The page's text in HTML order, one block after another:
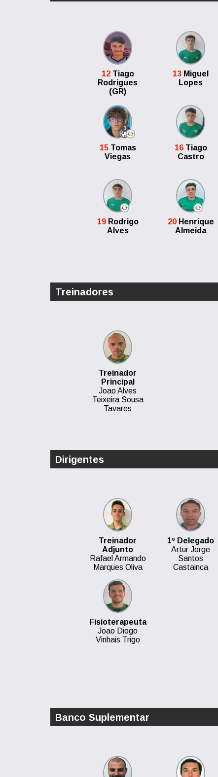
12Tiago
Rodrigues
(GR)
13 Miguel
Lopes
1
15Tomas
Viegas
16Tiago
Castro
19Rodrigo
Alves
20Henrique
Almeida
Treinadores
Treinador
Principal
Joao Alves
Teixeira Sousa
Tavares
Dirigentes
Treinador
Adjunto
Rafael Armando
Marques Oliva
1º Delegado
Artur Jorge
Santos
Castainca
Fisioterapeuta
Joao Diogo
Vinhais Trigo
Banco Suplementar